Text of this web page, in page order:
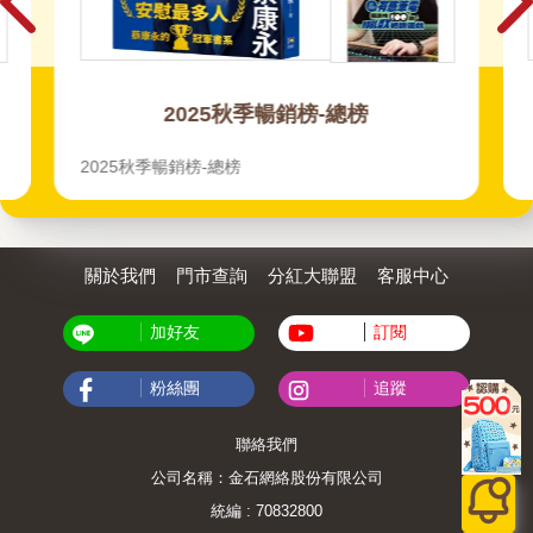
2025秋季暢銷榜-總榜
2025秋季暢銷榜-總榜
關於我們 門市查詢 分紅大聯盟 客服中心
加好友 訂閱
粉絲團 追蹤
聯絡我們
公司名稱：金石網絡股份有限公司
統編 : 70832800